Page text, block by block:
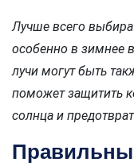
Лучше всего
особенно в зимнее
лучи могут быть
поможет защитить
солнца и